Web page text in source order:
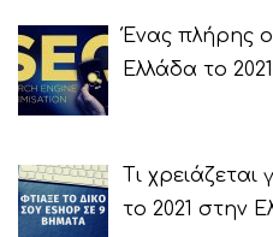
Ένας πλήρης
Ελλάδα το 2021
Τι
το 2021 στην